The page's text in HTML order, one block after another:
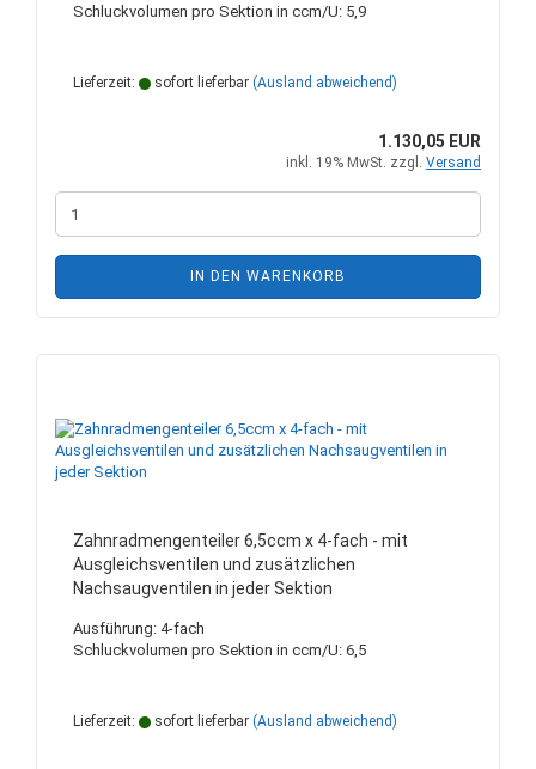
Schluckvolumen pro Sektion in ccm/U: 5,9
Lieferzeit: sofort lieferbar (Ausland abweichend)
1.130,05 EUR
inkl. 19% MwSt. zzgl. Versand
IN DEN WARENKORB
Zahnradmengenteiler 6,5ccm x 4-fach - mit
Ausgleichsventilen und zusätzlichen
Nachsaugventilen in jeder Sektion
Ausführung: 4-fach
Schluckvolumen pro Sektion in ccm/U: 6,5
Lieferzeit: sofort lieferbar (Ausland abweichend)